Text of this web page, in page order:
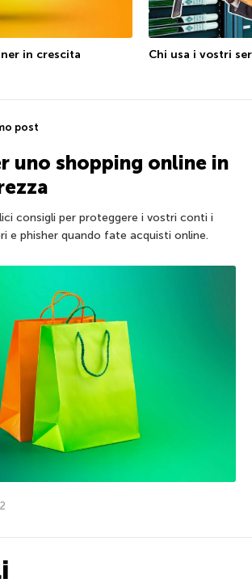
in crescita Chi usa i vostri
post
uno shopping online in
consigli per proteggere i vostri conti i
e phisher quando fate acquisti online.